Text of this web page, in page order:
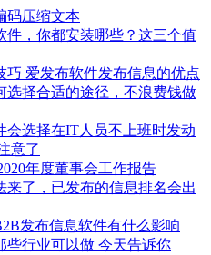
码压缩文本
件，你都安装哪些？这三个值
巧 爱发布软件发布信息的优点
选择合适的途径，不浪费钱做
会选择在IT人员不上班时发动
意了
年度董事会工作报告
来了，已发布的信息排名会出
发布信息软件有什么影响
些行业可以做 今天告诉你